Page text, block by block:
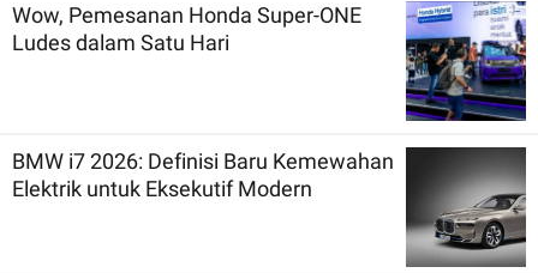
Wow, Pemesanan Honda Super-ONE
Ludes dalam Satu Hari
BMW i7 2026: Definisi Baru Kemewahan
Elektrik untuk Eksekutif Modern